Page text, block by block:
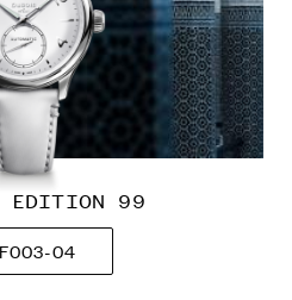
EDITION 99
04